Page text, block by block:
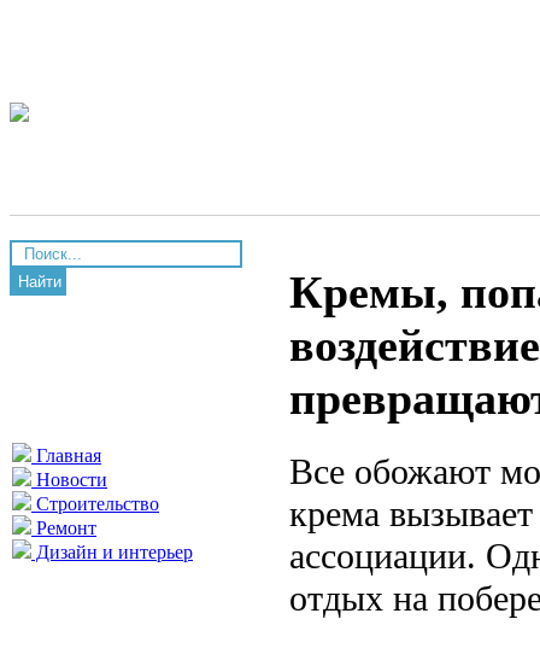
Найти
Главная
Новости
Строительство
Ремонт
Дизайн и интерьер
Кремы,
Все обожают
крема
ассоциации.
отдых на